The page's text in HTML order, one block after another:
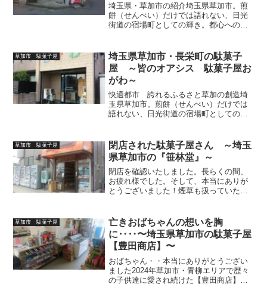
埼玉県・草加市の紹介埼玉県草加市。煎
餅（せんべい）だけでは語れない、日光
街道の宿場町としての輝き。都心へのア
まれた自然・子育てに優しい住環境が若
年夫婦のハートをガッチリ...
草加市 駄菓子屋
埼玉県草加市・長栄町の駄菓子
屋 ～皆のオアシス 駄菓子屋お
がわ～
快適都市 誇れるふるさと草加の創造埼
玉県草加市。煎餅（せんべい）だけでは
語れない、日光街道の宿場町としての輝
り入れ）が若年夫婦のハートを射止め人
気エリアに躍進、松尾芭蕉...
草加市 駄菓子屋
閉店された駄菓子屋さん ～埼玉
県草加市の『笹林堂』～
閉店を確認いたしました。長らくの間、
お疲れ様でした。そして、本当にありが
とうございました！煙草も扱っていたた
クトと感謝を送りますそして通った子供
たち全員の忘備録の為に記...
草加市 駄菓子屋
亡きおばちゃんの想いを胸
に‥‥〜埼玉県草加市の駄菓子屋
【豊田商店】〜
おばちゃん・・本当にありがとうござい
ました2024年草加市・青柳エリアで歴々
の子供達に愛され続けた【豊田商店】の